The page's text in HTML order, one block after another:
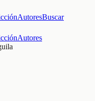
AutoresBuscar
Autores